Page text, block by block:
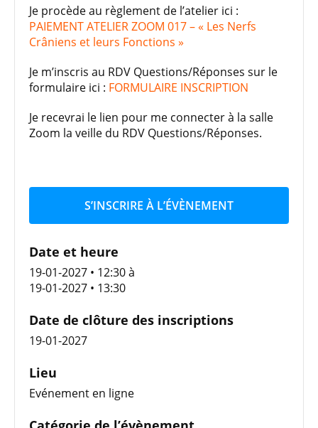
Je procède au règlement de l’atelier ici :
PAIEMENT ATELIER ZOOM 017 – « Les Nerfs
Crâniens et leurs Fonctions »
Je m’inscris au RDV Questions/Réponses sur le
formulaire ici : FORMULAIRE INSCRIPTION
Je recevrai le lien pour me connecter à la salle
Zoom la veille du RDV Questions/Réponses.
S’INSCRIRE À L’ÉVÈNEMENT
Date et heure
19-01-2027 • 12:30à
19-01-2027 • 13:30
Date de clôture des inscriptions
19-01-2027
Lieu
Evénement en ligne